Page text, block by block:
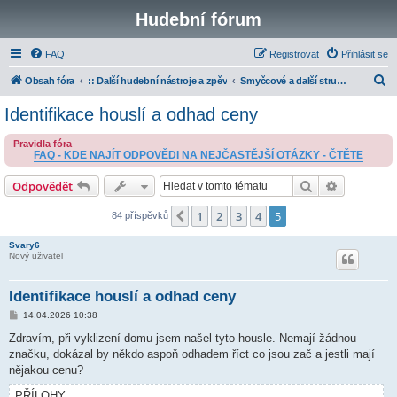
Hudební fórum
FAQ Přihlásit se
Registrovat
Obsah fóra :: Další hudební nástroje a zpěv Smyčcové a další strunné nástroje
a
Identifikace houslí a odhad ceny
Pravidla fóra
FAQ - KDE NAJÍT ODPOVĚDI NA NEJČASTĚJŠÍ OTÁZKY - ČTĚTE
Odpovědět Hledat
84 příspěvků Předchozí
1 2 3 4 5
Svary6
Nový uživatel
Identifikace houslí a odhad ceny
P
í
p
ě
v
14.04.2026 10:38
Zdravím, při vyklizení domu jsem našel tyto housle. Nemají žádnou
značku, dokázal by někdo aspoň odhadem říct co jsou zač a jestli mají
nějakou cenu?